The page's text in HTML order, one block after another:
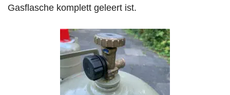
Gasflasche komplett geleert ist.